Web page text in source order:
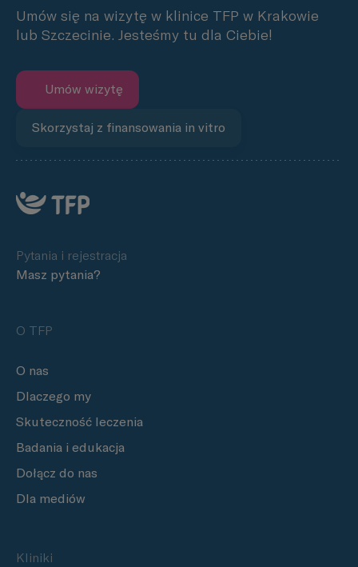
Umów się na wizytę w klinice TFP w Krakowie
lub Szczecinie. Jesteśmy tu dla Ciebie!
Umów wizytę
Skorzystaj z finansowania in vitro
Pytania i rejestracja
Masz pytania?
O TFP
O nas
Dlaczego my
Skuteczność leczenia
Badania i edukacja
Dołącz do nas
Dla mediów
Kliniki